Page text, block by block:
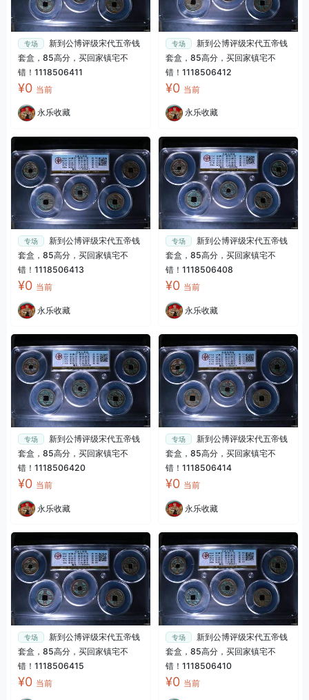
专场
新到公博评级宋代五帝钱
套盒，85高分，买回家镇宅不
错！1118506411
¥0 当前
永乐收藏
专场
新到公博评级宋代五帝钱
套盒，85高分，买回家镇宅不
错！1118506412
¥0 当前
永乐收藏
专场
新到公博评级宋代五帝钱
套盒，85高分，买回家镇宅不
错！1118506413
¥0 当前
永乐收藏
专场
新到公博评级宋代五帝钱
套盒，85高分，买回家镇宅不
错！1118506408
¥0 当前
永乐收藏
专场
新到公博评级宋代五帝钱
套盒，85高分，买回家镇宅不
错！1118506420
¥0 当前
永乐收藏
专场
新到公博评级宋代五帝钱
套盒，85高分，买回家镇宅不
错！1118506414
¥0 当前
永乐收藏
专场
新到公博评级宋代五帝钱
套盒，85高分，买回家镇宅不
错！1118506415
¥0 当前
专场
新到公博评级宋代五帝钱
套盒，85高分，买回家镇宅不
错！1118506410
¥0 当前